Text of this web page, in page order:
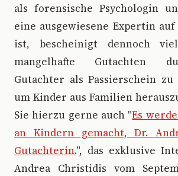
als forensische Psychologin
eine ausgewiesene Expertin
ist, bescheinigt dennoch
mangelhafte Gutachten
Gutachter als Passierschein zu
um Kinder aus Familien
Sie hierzu gerne auch "Es
an Kindern gemacht, Dr.
Gutachterin.", das exklusive
Andrea Christidis vom